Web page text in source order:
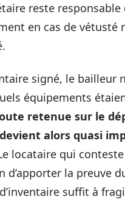
reste responsable
en cas de vétusté
signé, le bailleur
équipements
retenue sur le
alors quasi
locataire qui conteste
d’apporter la preuve
d’inventaire suffit à